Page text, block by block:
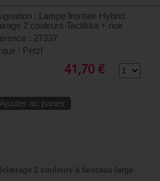
: Lampe frontale Hybrid
2 couleurs Tactikka + noir
: 27337
: Petzl
41,70 €
Ajouter au panier
2 couleurs à faisceau large